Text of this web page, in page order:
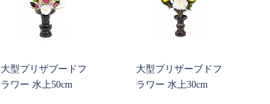
大型プリザブードフ
ラワー 水上50cm
大型プリザーブドフ
ラワー 水上30cm